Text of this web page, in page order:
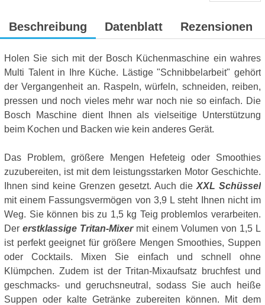
Beschreibung Datenblatt Rezensionen
Holen Sie sich mit der Bosch Küchenmaschine ein wahres
Multi Talent in Ihre Küche. Lästige "Schnibbelarbeit" gehört
der Vergangenheit an. Raspeln, würfeln, schneiden, reiben,
pressen und noch vieles mehr war noch nie so einfach. Die
Bosch Maschine dient Ihnen als vielseitige Unterstützung
beim Kochen und Backen wie kein anderes Gerät.
Das Problem, größere Mengen Hefeteig oder Smoothies
zuzubereiten, ist mit dem leistungsstarken Motor Geschichte.
Ihnen sind keine Grenzen gesetzt. Auch die XXL Schüssel
mit einem Fassungsvermögen von 3,9 L steht Ihnen nicht im
Weg. Sie können bis zu 1,5 kg Teig problemlos verarbeiten.
Dererstklassige Tritan-Mixermit einem Volumen von 1,5 L
ist perfekt geeignet für größere Mengen Smoothies, Suppen
oder Cocktails. Mixen Sie einfach und schnell ohne
Klümpchen. Zudem ist der Tritan-Mixaufsatz bruchfest und
geschmacks- und geruchsneutral, sodass Sie auch heiße
Suppen oder kalte Getränke zubereiten können. Mit dem